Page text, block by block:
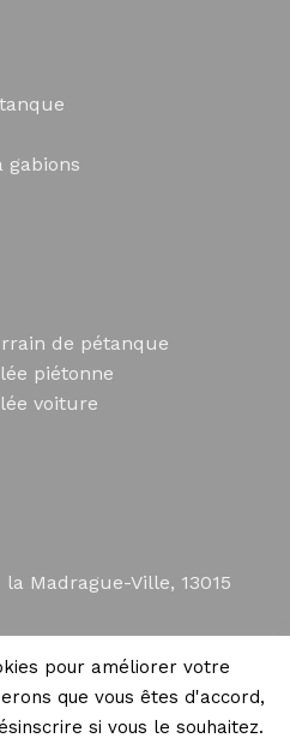
gabions
de pétanque
piétonne
voiture
Madrague-Ville, 13015
pour améliorer votre
que vous êtes d'accord,
si vous le souhaitez.